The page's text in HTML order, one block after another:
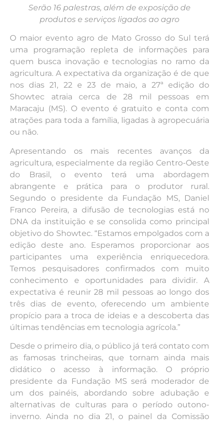
Serão 16 palestras, além de exposição de
produtos e serviços ligados ao agro
O maior evento agro de Mato Grosso do Sul terá
uma programação repleta de informações para
quem busca inovação e tecnologias no ramo da
agricultura. A expectativa da organização é de que
nos dias 21, 22 e 23 de maio, a 27ª edição do
Showtec atraia cerca de 28 mil pessoas em
Maracaju (MS). O evento é gratuito e conta com
atrações para toda a família, ligadas à agropecuária
ou não.
Apresentando os mais recentes avanços da
agricultura, especialmente da região Centro-Oeste
do Brasil, o evento terá uma abordagem
abrangente e prática para o produtor rural.
Segundo o presidente da Fundação MS, Daniel
Franco Pereira, a difusão de tecnologias está no
DNA da instituição e se consolida como principal
objetivo do Showtec. “Estamos empolgados com a
edição deste ano. Esperamos proporcionar aos
participantes uma experiência enriquecedora.
Temos pesquisadores confirmados com muito
conhecimento e oportunidades para dividir. A
expectativa é reunir 28 mil pessoas ao longo dos
três dias de evento, oferecendo um ambiente
propício para a troca de ideias e a descoberta das
últimas tendências em tecnologia agrícola.”
Desde o primeiro dia, o público já terá contato com
as famosas trincheiras, que tornam ainda mais
didático o acesso à informação. O próprio
presidente da Fundação MS será moderador de
um dos painéis, abordando sobre adubação e
alternativas de culturas para o período outono-
inverno. Ainda no dia 21, o painel da Comissão